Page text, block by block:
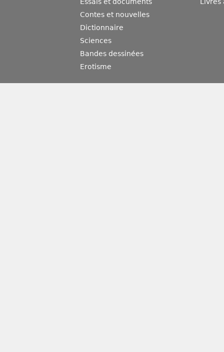
Essais et documents
Contes et nouvelles
Dictionnaire
Sciences
Bandes dessinées
Erotisme
Livres